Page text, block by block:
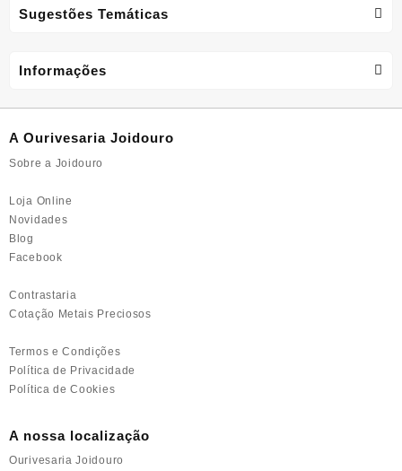
Sugestões Temáticasproduct
on
multiple
options
Informações
A Ourivesaria Joidouro
Sobre a Joidouro
Loja Online
Novidades
Blog
Facebook
Contrastaria
Cotação Metais Preciosos
Termos e Condições
Política de Privacidade
Política de Cookies
A nossa localização
Ourivesaria Joidouro